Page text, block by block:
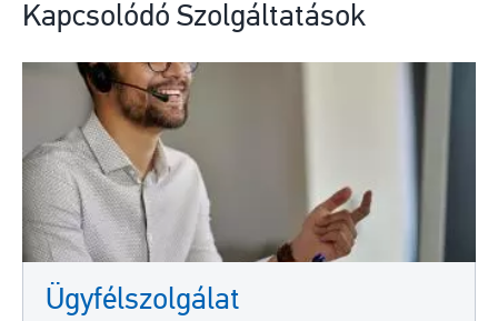
Kapcsolódó Szolgáltatások
Ügyfélszolgálat